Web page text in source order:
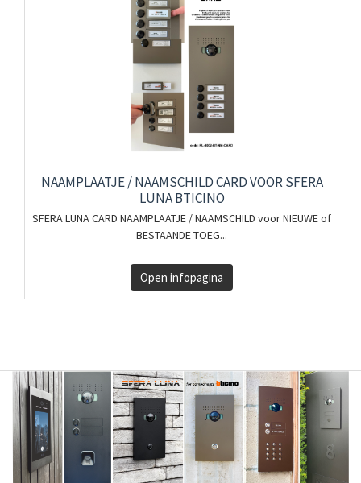
NAAMPLAATJE / NAAMSCHILD CARD VOOR SFERA
LUNA BTICINO
SFERA LUNA CARD NAAMPLAATJE / NAAMSCHILD voor NIEUWE of
BESTAANDE TOEG...
Open infopagina